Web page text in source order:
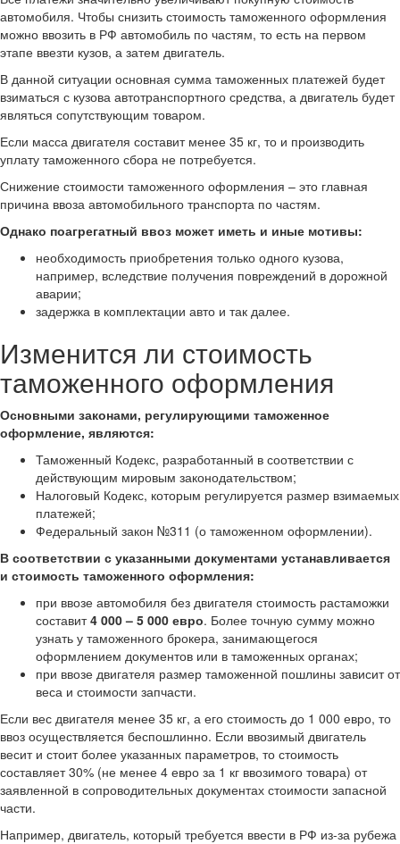
автомобиля. Чтобы снизить стоимость таможенного оформления
можно ввозить в РФ автомобиль по частям, то есть на первом
этапе ввезти кузов, а затем двигатель.
В данной ситуации основная сумма таможенных платежей будет
взиматься с кузова автотранспортного средства, а двигатель будет
являться сопутствующим товаром.
Если масса двигателя составит менее 35 кг, то и производить
уплату таможенного сбора не потребуется.
Снижение стоимости таможенного оформления – это главная
причина ввоза автомобильного транспорта по частям.
Однако поагрегатный ввоз может иметь и иные мотивы:
необходимость приобретения только одного кузова,
например, вследствие получения повреждений в дорожной
аварии;
задержка в комплектации авто и так далее.
Изменится ли стоимость
таможенного оформления
Основными законами, регулирующими таможенное
оформление, являются:
Таможенный Кодекс, разработанный в соответствии с
действующим мировым законодательством;
Налоговый Кодекс, которым регулируется размер взимаемых
платежей;
Федеральный закон №311 (о таможенном оформлении).
В соответствии с указанными документами устанавливается
и стоимость таможенного оформления:
при ввозе автомобиля без двигателя стоимость растаможки
составит4 000 – 5 000 евро. Более точную сумму можно
узнать у таможенного брокера, занимающегося
оформлением документов или в таможенных органах;
при ввозе двигателя размер таможенной пошлины зависит от
веса и стоимости запчасти.
Если вес двигателя менее 35 кг, а его стоимость до 1 000 евро, то
ввоз осуществляется беспошлинно. Если ввозимый двигатель
весит и стоит более указанных параметров, то стоимость
составляет 30% (не менее 4 евро за 1 кг ввозимого товара) от
заявленной в сопроводительных документах стоимости запасной
части.
Например, двигатель, который требуется ввести в РФ из-за рубежа